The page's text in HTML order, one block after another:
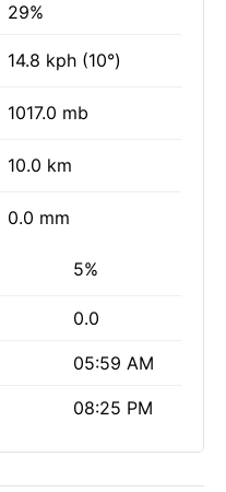
29%
14.8 kph (10°)
1017.0 mb
10.0 km
0.0 mm
5%
0.0
05:59 AM
08:25 PM